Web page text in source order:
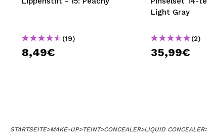
(19)
8,49€
Light Gray
(2)
35,99€
STARTSEITE>MAKE-UP>TEINT>CONCEALER>LIQUID CONCEALER